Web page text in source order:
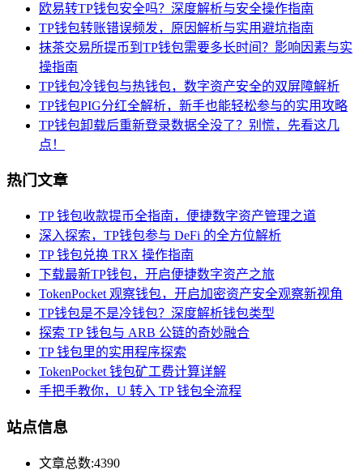
欧易转TP钱包安全吗？深度解析与安全操作指南
TP钱包转账错误频发，原因解析与实用避坑指南
抹茶交易所提币到TP钱包需要多长时间？影响因素与实
操指南
TP钱包冷钱包与热钱包，数字资产安全的双屏障解析
TP钱包PIG分红全解析，新手也能轻松参与的实用攻略
TP钱包卸载后重新登录数据全没了？别慌，先看这几
点！
热门文章
TP 钱包收款提币全指南，便捷数字资产管理之道
深入探索，TP钱包参与 DeFi 的全方位解析
TP 钱包兑换 TRX 操作指南
下载最新TP钱包，开启便捷数字资产之旅
TokenPocket 观察钱包，开启加密资产安全观察新视角
TP钱包是不是冷钱包？深度解析钱包类型
探索 TP 钱包与 ARB 公链的奇妙融合
TP 钱包里的实用程序探索
TokenPocket 钱包矿工费计算详解
手把手教你，U 转入 TP 钱包全流程
站点信息
文章总数:4390